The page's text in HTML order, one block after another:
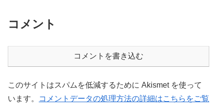
コメント
コメントを書き込む
このサイトはスパムを低減するために Akismet を使って
います。
コメントデータの処理方法の詳細はこちらをご覧